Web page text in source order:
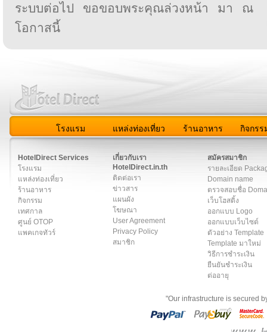
ระบบต่อไป ขอขอบพระคุณล่วงหน้า มา ณ
โอกาสนี้
โรงแรม แหล่งท่องเที่ยว ร้านอาหาร กิจกรร
HotelDirect Services
โรงแรม
แหล่งท่องเที่ยว
ร้านอาหาร
กิจกรรม
เทศกาล
ศูนย์ OTOP
แพคเกจทัวร์
เกี่ยวกับเรา
HotelDirect.in.th
ติดต่อเรา
ข่าวสาร
แผนผัง
โฆษณา
User Agreement
Privacy Policy
สมาชิก
สมัครสมาชิก
รายละเอียด
Domain name
ตรวจสอบชื่อ
เว็บโฮสติ้ง
ออกแบบ Logo
ออกแบบเว็บไซต์
ตัวอย่าง Template
Template มาใหม่
วิธีการชำระเงิน
ยืนยันชำระเงิน
ต่ออายุ
"Our infrastructure is secured